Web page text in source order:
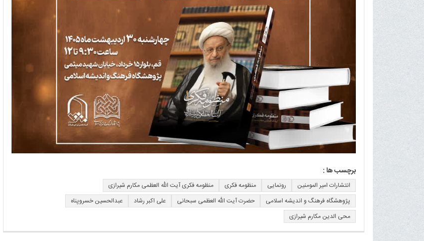
برچسب ها :
انتشارات امیر المومنین رونمایی منظومه فکری
منظومه فکری آیت الله العظمی مکارم شیرازی
پژوهشگاه فرهنگ و اندیشه اسلامی
حضرت آیت الله العظمی سبحانی علی اکبر رشاد
عبدالحسین خسروپناه
محی الدین مکارم شیرازی